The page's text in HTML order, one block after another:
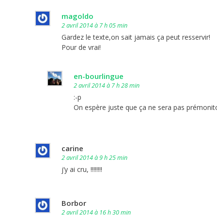
magoldo
2 avril 2014 à 7 h 05 min
Gardez le texte,on sait jamais ça peut resservir!
Pour de vrai!
en-bourlingue
2 avril 2014 à 7 h 28 min
:-p
On espère juste que ça ne sera pas
carine
2 avril 2014 à 9 h 25 min
j’y ai cru, !!!!!!!!
Borbor
2 avril 2014 à 16 h 30 min